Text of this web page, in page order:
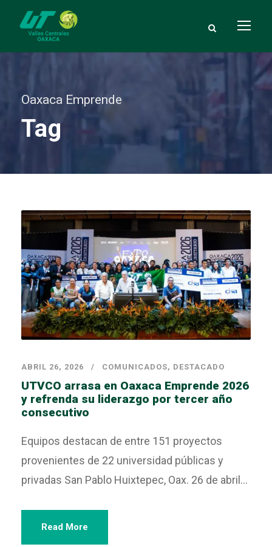
Oaxaca Emprende
Tag
ABRIL 26, 2026 COMUNICADOS, DESTACADO
UTVCO arrasa en Oaxaca Emprende 2026
y refrenda su liderazgo por tercer año
consecutivo
Equipos destacan de entre 151 proyectos
provenientes de 22 universidad públicas y
privadas San Pablo Huixtepec, Oax. 26 de abril...
Read More